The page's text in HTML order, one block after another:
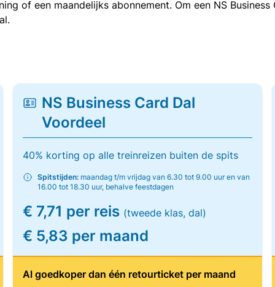
of een maandelijks abonnement. Om een NS
NS Business Card Dal
Voordeel
40% korting op alle treinreizen buiten de spits
Spitstijden: maandag t/m vrijdag van 6.30 tot 9.00 uur en van
16.00 tot 18.30 uur, behalve feestdagen
€ 7,71 per reis (tweede klas, dal)
€ 5,83 per maand
Al goedkoper dan één retourticket per maand